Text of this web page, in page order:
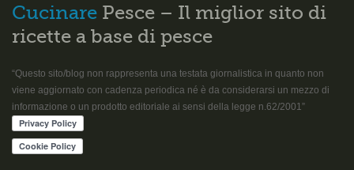
Cucinare Pesce – Il miglior sito di
ricette a base di pesce
“Questo sito/blog non rappresenta una testata giornalistica in quanto non
viene aggiornato con cadenza periodica né è da considerarsi un mezzo di
informazione o un prodotto editoriale ai sensi della legge n.62/2001”